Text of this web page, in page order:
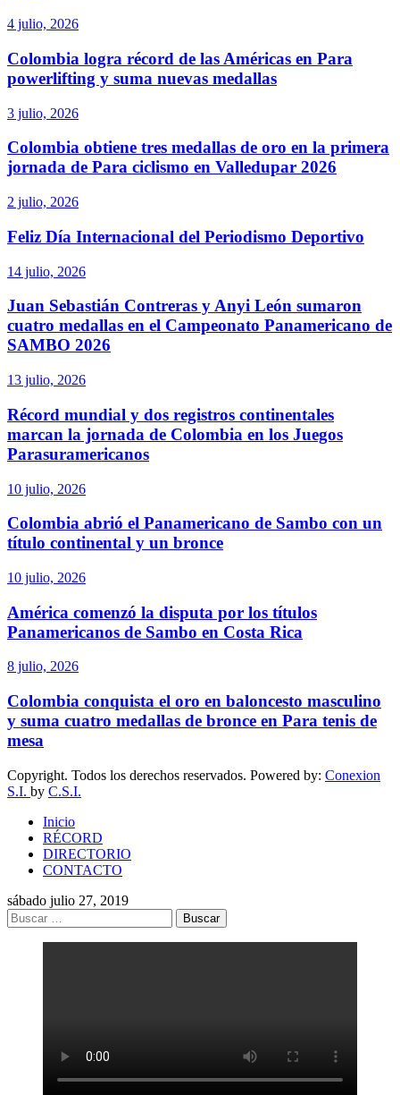
4 julio, 2026
Colombia logra récord de las Américas en Para
powerlifting y suma nuevas medallas
3 julio, 2026
Colombia obtiene tres medallas de oro en la primera
jornada de Para ciclismo en Valledupar 2026
2 julio, 2026
Feliz Día Internacional del Periodismo Deportivo
14 julio, 2026
Juan Sebastián Contreras y Anyi León sumaron
cuatro medallas en el Campeonato Panamericano de
SAMBO 2026
13 julio, 2026
Récord mundial y dos registros continentales
marcan la jornada de Colombia en los Juegos
Parasuramericanos
10 julio, 2026
Colombia abrió el Panamericano de Sambo con un
título continental y un bronce
10 julio, 2026
América comenzó la disputa por los títulos
Panamericanos de Sambo en Costa Rica
8 julio, 2026
Colombia conquista el oro en baloncesto masculino
y suma cuatro medallas de bronce en Para tenis de
mesa
Copyright. Todos los derechos reservados. Powered by: Conexion
S.I. by C.S.I.
Inicio
RÉCORD
DIRECTORIO
CONTACTO
sábado julio 27, 2019
Buscar: